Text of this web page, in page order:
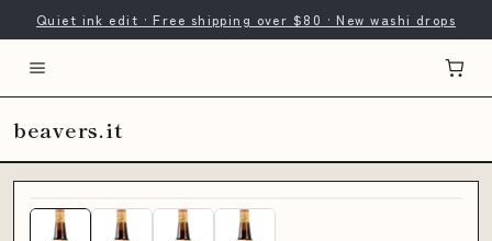
Quiet ink edit · Free shipping over $80 · New washi drops
beavers.it